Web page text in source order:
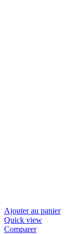
Ajouter au panier
Quick view
Comparer